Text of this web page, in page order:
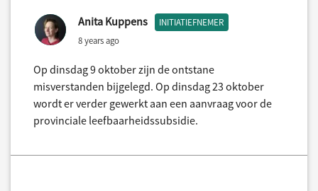
Anita Kuppens INITIATIEFNEMER
8 years ago
Op dinsdag 9 oktober zijn de ontstane
misverstanden bijgelegd. Op dinsdag 23 oktober
wordt er verder gewerkt aan een aanvraag voor de
provinciale leefbaarheidssubsidie.